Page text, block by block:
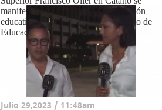
manifestaron hoy frente a su institución
educativa para exigir al Departamento de
Educación m...
Julio 29,2023 / 11:48am